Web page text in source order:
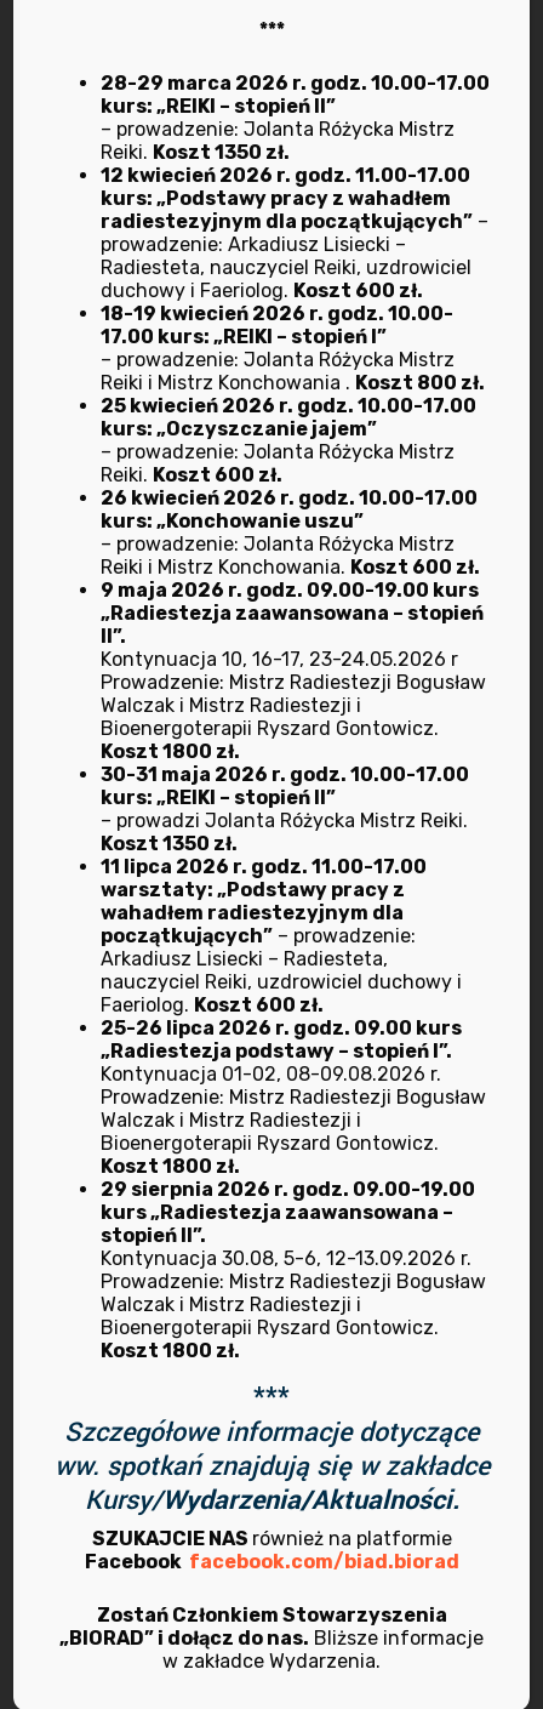
Radiestezja
Rekrutacja
Terapie anielskie
Terapie manualne
Wydarzenia
Ziołolecznictwo
Archiwum
kwiecień 2026
marzec 2025
październik 2024
wrzesień 2024
lipiec 2024
marzec 2024
luty 2024
wrzesień 2023
lipiec 2023
maj 2023
marzec 2023
luty 2023
grudzień 2022
listopad 2022
wrzesień 2022
***
28-29 marca 2026 r. godz. 10.00-17.00
kurs: „REIKI – stopień II”
– prowadzenie: Jolanta Różycka Mistrz
Reiki. Koszt 1350 zł.
12 kwiecień 2026 r. godz. 11.00-17.00
kurs: „Podstawy pracy z wahadłem
radiestezyjnym dla początkujących” –
prowadzenie: Arkadiusz Lisiecki –
Radiesteta, nauczyciel Reiki, uzdrowiciel
duchowy i Faeriolog. Koszt 600 zł.
18-19 kwiecień 2026 r. godz. 10.00-
17.00 kurs: „REIKI – stopień I”
– prowadzenie: Jolanta Różycka Mistrz
Reiki i Mistrz Konchowania . Koszt 800 zł.
25 kwiecień 2026 r. godz. 10.00-17.00
kurs: „Oczyszczanie jajem”
– prowadzenie: Jolanta Różycka Mistrz
Reiki. Koszt 600 zł.
26 kwiecień 2026 r. godz. 10.00-17.00
kurs: „Konchowanie uszu”
– prowadzenie: Jolanta Różycka Mistrz
Reiki i Mistrz Konchowania. Koszt 600 zł.
9 maja 2026 r. godz. 09.00-19.00 kurs
„Radiestezja zaawansowana – stopień
II”.
Kontynuacja 10, 16-17, 23-24.05.2026 r
Prowadzenie: Mistrz Radiestezji Bogusław
Walczak i Mistrz Radiestezji i
Bioenergoterapii Ryszard Gontowicz.
Koszt 1800 zł.
30-31 maja 2026 r. godz. 10.00-17.00
kurs: „REIKI – stopień II”
– prowadzi Jolanta Różycka Mistrz Reiki.
Koszt 1350 zł.
11 lipca 2026 r. godz. 11.00-17.00
warsztaty: „Podstawy pracy z
wahadłem radiestezyjnym dla
początkujących” – prowadzenie:
Arkadiusz Lisiecki – Radiesteta,
nauczyciel Reiki, uzdrowiciel duchowy i
Faeriolog. Koszt 600 zł.
25-26 lipca 2026 r. godz. 09.00 kurs
„Radiestezja podstawy – stopień I”.
Kontynuacja 01-02, 08-09.08.2026 r.
Prowadzenie: Mistrz Radiestezji Bogusław
Walczak i Mistrz Radiestezji i
Bioenergoterapii Ryszard Gontowicz.
Koszt 1800 zł.
29 sierpnia 2026 r. godz. 09.00-19.00
kurs „Radiestezja zaawansowana –
stopień II”.
Kontynuacja 30.08, 5-6, 12-13.09.2026 r.
Prowadzenie: Mistrz Radiestezji Bogusław
Walczak i Mistrz Radiestezji i
Bioenergoterapii Ryszard Gontowicz.
Koszt 1800 zł.
***
Szczegółowe informacje dotyczące
ww. spotkań znajdują się w zakładce
Kursy/Wydarzenia/Aktualności.
SZUKAJCIE NAS również na platformie
Facebook facebook.com/biad.biorad
Zostań Członkiem Stowarzyszenia
„BIORAD” i dołącz do nas. Bliższe informacje
w zakładce Wydarzenia.